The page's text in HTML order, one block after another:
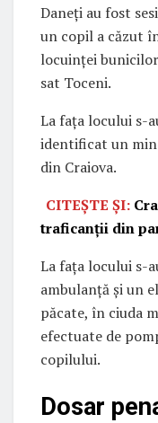
Daneți au fost
un copil a căzut
locuinței
sat Toceni.
La fața locului s-
identificat un
din Craiova.
CITEȘTE ȘI:
traficanții din
La fața locului s-
ambulanță și un
păcate, în ciuda
efectuate de
copilului.
Dosar